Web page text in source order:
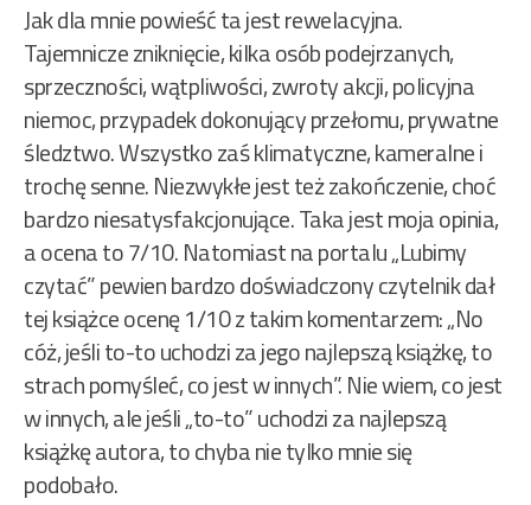
Jak dla mnie powieść ta jest rewelacyjna.
Tajemnicze zniknięcie, kilka osób podejrzanych,
sprzeczności, wątpliwości, zwroty akcji, policyjna
niemoc, przypadek dokonujący przełomu, prywatne
śledztwo. Wszystko zaś klimatyczne, kameralne i
trochę senne. Niezwykłe jest też zakończenie, choć
bardzo niesatysfakcjonujące. Taka jest moja opinia,
a ocena to 7/10. Natomiast na portalu „Lubimy
czytać” pewien bardzo doświadczony czytelnik dał
tej książce ocenę 1/10 z takim komentarzem: „No
cóż, jeśli to-to uchodzi za jego najlepszą książkę, to
strach pomyśleć, co jest w innych”. Nie wiem, co jest
w innych, ale jeśli „to-to” uchodzi za najlepszą
książkę autora, to chyba nie tylko mnie się
podobało.